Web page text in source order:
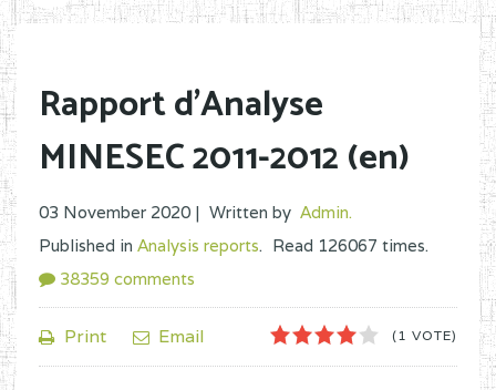
Rapport d'Analyse
MINESEC 2011-2012 (en)
03 November 2020 | Written by Admin.
Published in Analysis reports. Read 126067 times.
38359 comments
Print Email 1
2
3
4
5
(1 VOTE)